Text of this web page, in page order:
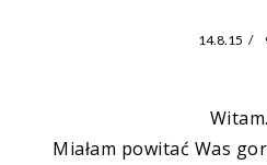
14.8.15 /
Miałam powitać Was